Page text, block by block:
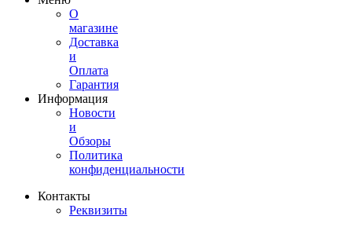
О
магазине
Доставка
и
Оплата
Гарантия
Информация
Новости
и
Обзоры
Политика
конфиденциальности
Контакты
Реквизиты